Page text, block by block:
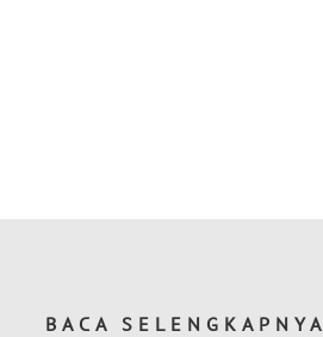
BACA SELENGKAPNYA